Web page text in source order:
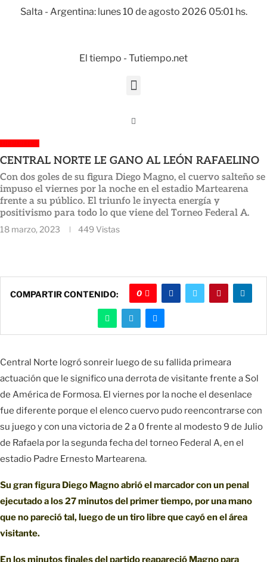
Salta - Argentina: lunes 10 de agosto 2026 05:01 hs.
El tiempo - Tutiempo.net
CENTRAL NORTE LE GANO AL LEÓN RAFAELINO
Con dos goles de su figura Diego Magno, el cuervo salteño se
impuso el viernes por la noche en el estadio Martearena
frente a su público. El triunfo le inyecta energía y
positivismo para todo lo que viene del Torneo Federal A.
18 marzo, 2023 449 Vistas
COMPARTIR CONTENIDO: 0
Central Norte logró sonreir luego de su fallida primeara
actuación que le significo una derrota de visitante frente a Sol
de América de Formosa. El viernes por la noche el desenlace
fue diferente porque el elenco cuervo pudo reencontrarse con
su juego y con una victoria de 2 a 0 frente al modesto 9 de Julio
de Rafaela por la segunda fecha del torneo Federal A, en el
estadio Padre Ernesto Martearena.
Su gran figura Diego Magno abrió el marcador con un penal
ejecutado a los 27 minutos del primer tiempo, por una mano
que no pareció tal, luego de un tiro libre que cayó en el área
visitante.
En los minutos finales del partido reapareció Magno para